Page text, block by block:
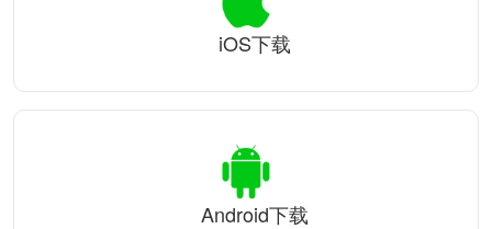
iOS下载
Android下载